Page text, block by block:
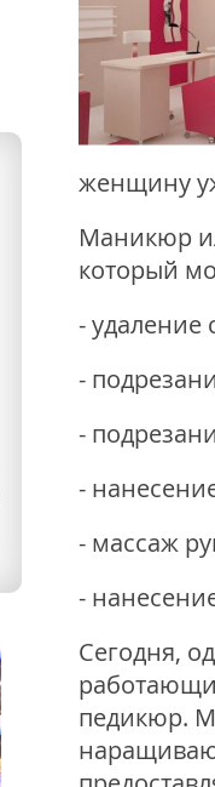
женщину
Маникюр
который
- удаление
-
-
-
- массаж
-
Сегодня,
педикюр.